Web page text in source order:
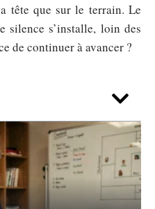
tête que sur le terrain. Le
silence s’installe, loin des
de continuer à avancer ?